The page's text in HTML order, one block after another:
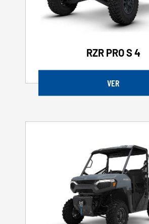
RZR PRO S 4
VER